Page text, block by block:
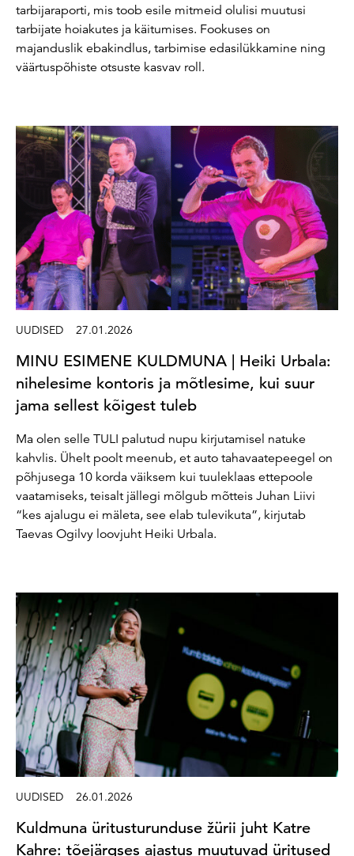
tarbijaraporti, mis toob esile mitmeid olulisi muutusi
tarbijate hoiakutes ja käitumises. Fookuses on
majanduslik ebakindlus, tarbimise edasilükkamine ning
väärtuspõhiste otsuste kasvav roll.
UUDISED 27.01.2026
MINU ESIMENE KULDMUNA | Heiki Urbala:
nihelesime kontoris ja mõtlesime, kui suur
jama sellest kõigest tuleb
Ma olen selle TULI palutud nupu kirjutamisel natuke
kahvlis. Ühelt poolt meenub, et auto tahavaatepeegel on
põhjusega 10 korda väiksem kui tuuleklaas ettepoole
vaatamiseks, teisalt jällegi mõlgub mõtteis Juhan Liivi
“kes ajalugu ei mäleta, see elab tulevikuta”, kirjutab
Taevas Ogilvy loovjuht Heiki Urbala.
UUDISED 26.01.2026
Kuldmuna üritusturunduse žürii juht Katre
Kahre: tõejärgses ajastus muutuvad üritused